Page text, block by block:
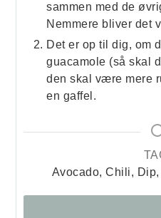
sammen med de
Nemmere bliver det
Det er op til dig, om
guacamole (så skal
den skal være mere
en gaffel.
Avocado, Chili,